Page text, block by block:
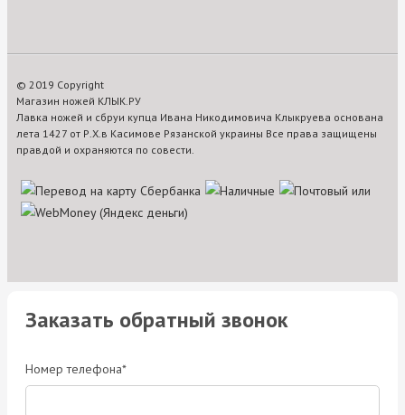
© 2019 Copyright
Магазин ножей КЛЫК.РУ
Лавка ножей и сбруи купца Ивана Никодимовича Клыкруева основана
лета 1427 от Р.Х.в Касимове Рязанской украины Все права защищены
правдой и охраняются по совести.
Заказать обратный звонок
Номер телефона*